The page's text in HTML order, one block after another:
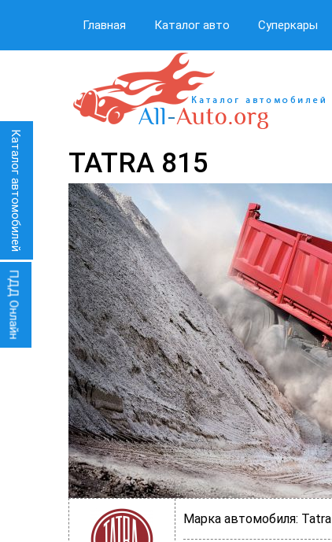
Главная Каталог авто Суперкары
TATRA 815
Марка автомобиля: Tatra
Каталог автомобилей
ПДД Онлайн